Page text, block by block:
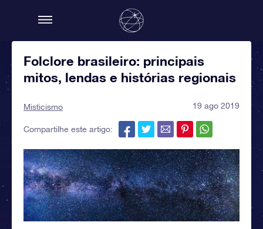
Folclore brasileiro: principais
mitos, lendas e histórias regionais
Misticismo 19 ago 2019
Compartilhe este artigo: